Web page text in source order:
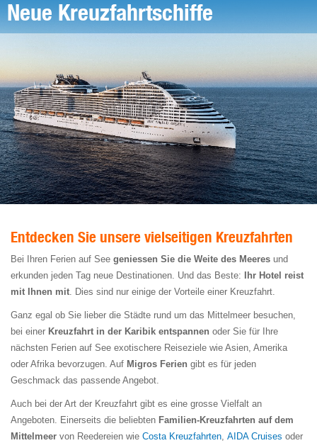
Neue Kreuzfahrtschiffe
Entdecken Sie unsere vielseitigen Kreuzfahrten
Bei Ihren Ferien auf See geniessen Sie die Weite des Meeres und
erkunden jeden Tag neue Destinationen. Und das Beste:
Ihr Hotel reist
mit Ihnen mit. Dies sind nur einige der Vorteile einer Kreuzfahrt.
Ganz egal ob Sie lieber die Städte rund um das Mittelmeer besuchen,
bei einer Kreuzfahrt in der Karibik entspannen oder Sie für Ihre
nächsten Ferien auf See exotischere Reiseziele wie Asien, Amerika
oder Afrika bevorzugen. Auf Migros Ferien gibt es für jeden
Geschmack das passende Angebot.
Auch bei der Art der Kreuzfahrt gibt es eine grosse Vielfalt an
Angeboten. Einerseits die beliebten Familien-Kreuzfahrten auf dem
Mittelmeer von Reedereien wie Costa Kreuzfahrten, AIDA Cruises oder